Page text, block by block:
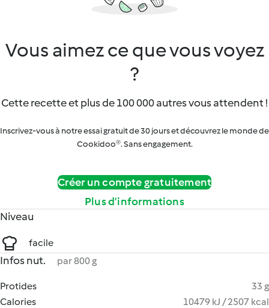
Vous aimez ce que vous voyez
?
Cette recette et plus de 100 000 autres vous attendent !
Inscrivez-vous à notre essai gratuit de 30 jours et découvrez le monde de
Cookidoo®. Sans engagement.
Créer un compte gratuitement
Plus d’informations
Niveau
facile
Infos nut. par 800 g
Protides
33 g
Calories
10479 kJ / 2507 kcal